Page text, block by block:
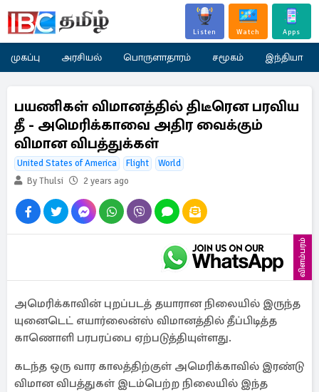
Listen Watch Apps
முகப்பு அரசியல் பொருளாதாரம் சமூகம் இந்தியா
பயணிகள் விமானத்தில் திடீரென பரவிய
தீ - அமெரிக்காவை அதிர வைக்கும்
விமான விபத்துக்கள்
United States of America Flight
World
By Thulsi
2 years ago
விளம்பரம்
அமெரிக்காவின் புறப்படத் தயாரான நிலையில் இருந்த
யுனைடெட் எயார்லைன்ஸ் விமானத்தில் தீப்பிடித்த
காணொளி பரபரப்பை ஏற்படுத்தியுள்ளது.
கடந்த ஒரு வார காலத்திற்குள் அமெரிக்காவில் இரண்டு
விமான விபத்துகள் இடம்பெற்ற நிலையில் இந்த